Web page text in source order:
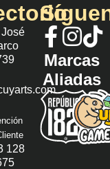
128
Marcas
Aliadas